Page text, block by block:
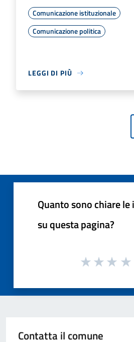
Comunicazione istituzionale
Comunicazione politica
LEGGI DI PIÙ
Quanto sono chiare
su questa pagina?
Contatta il comune